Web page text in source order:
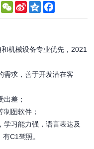
WeChat
Sina
Weibo
Qzone
机械设备专业优先，2021
需求，善于开发潜在客
差；
图软件；
学习能力强，语言表达及
C1驾照。